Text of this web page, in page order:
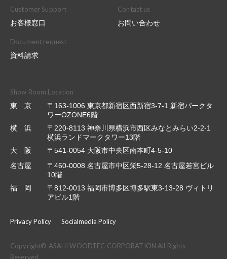
Customer Support
お客様窓口
Contact us
お問い合わせ
Document request
資料請求
Show Room Location
東 京
〒163-1006 東京都新宿区西新宿3-7-1 新宿パークタ
ワーOZONE6階
横 浜
〒220-8113 神奈川県横浜市西区みなとみらい2-2-1
横浜ランドマークタワー13階
大 阪
〒541-0054 大阪市中央区南本町4-5-10
名古屋
〒460-0008 名古屋市中区栄5-28-12 名古屋若宮ビル
10階
福 岡
〒812-0013 福岡市博多区博多駅東3-13-28 ヴィトリ
アビル1階
Privacy Policy Socialmedia Policy
Copyright© ASAHI WOODTEC CORPORATION All Rights
Reserved.